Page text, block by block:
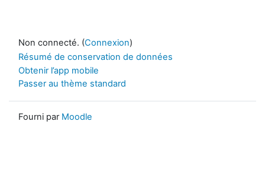
Non connecté. (Connexion)
Résumé de conservation de données
Obtenir l’app mobile
Passer au thème standard
Fourni par Moodle